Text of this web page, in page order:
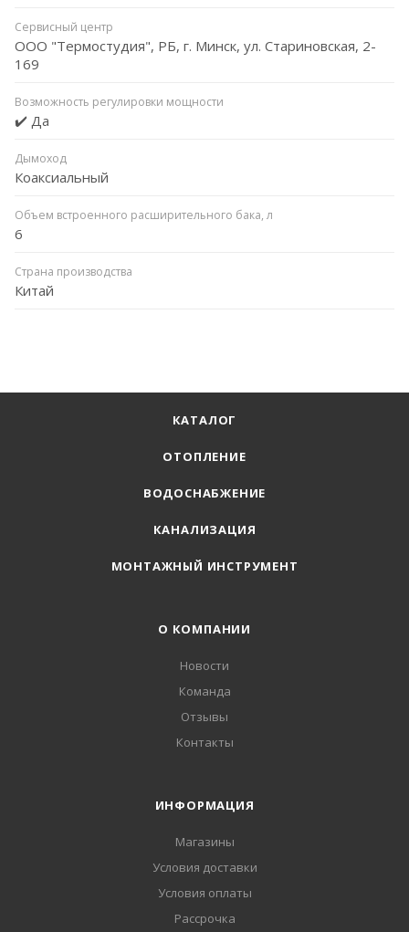
Сервисный центр
ООО "Термостудия", РБ, г. Минск, ул. Стариновская, 2-
169
Возможность регулировки мощности
✔️ Да
Дымоход
Коаксиальный
Объем встроенного расширительного бака, л
6
Страна производства
Китай
КАТАЛОГ
ОТОПЛЕНИЕ
ВОДОСНАБЖЕНИЕ
КАНАЛИЗАЦИЯ
МОНТАЖНЫЙ ИНСТРУМЕНТ
О КОМПАНИИ
Новости
Команда
Отзывы
Контакты
ИНФОРМАЦИЯ
Магазины
Условия доставки
Условия оплаты
Рассрочка